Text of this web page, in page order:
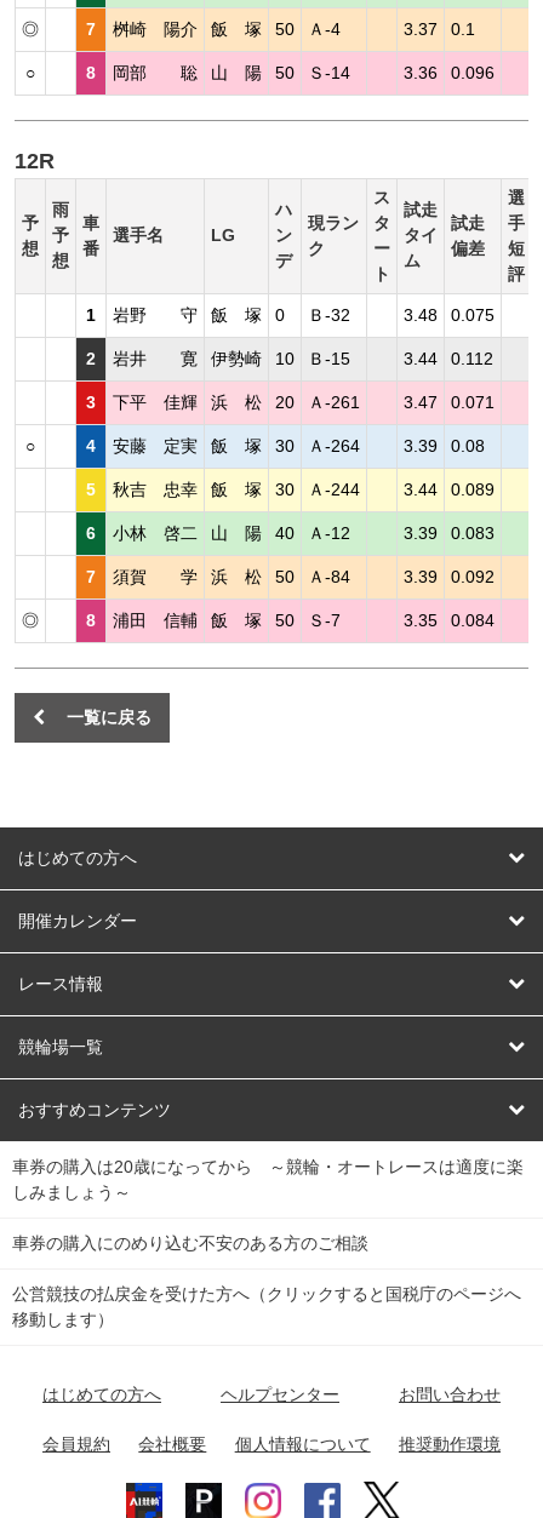
◎ 7 桝崎 陽介 飯 塚 50 Ａ-4 3.37 0.1
○ 8 岡部 聡 山 陽 50 Ｓ-14 3.36 0.096
12R
予
想
雨
予
想
車
番
選手名 LG
ハ
ン
デ
現ラン
ク
ス
タ
ー
ト
試走
タイ
ム
試走
偏差
選
手
短
評
1 岩野 守 飯 塚 0 Ｂ-32 3.48 0.075
2 岩井 寛 伊勢崎 10 Ｂ-15 3.44 0.112
3 下平 佳輝 浜 松 20 Ａ-261 3.47 0.071
○ 4 安藤 定実 飯 塚 30 Ａ-264 3.39 0.08
5 秋吉 忠幸 飯 塚 30 Ａ-244 3.44 0.089
6 小林 啓二 山 陽 40 Ａ-12 3.39 0.083
7 須賀 学 浜 松 50 Ａ-84 3.39 0.092
◎ 8 浦田 信輔 飯 塚 50 Ｓ-7 3.35 0.084
一覧に戻る
はじめての方へ
はじめての方へ
開催カレンダー
競輪
オートレース
競輪くじ
Dokanto!
チャリロトプラザ
レース情報
レース予想
レース結果
キャリーオーバー一覧
競輪場一覧
北日本 函館競輪場
関
東
弥彦競輪場 前橋競輪場 取手競輪場 宇都宮競輪場
関
東
小田原競輪場
名古屋競輪場 岐阜競輪場 大垣競輪場 豊橋競輪場
富山競輪場 松阪競輪場 四日市競輪場
福井競輪場 奈良競輪場 向日町競輪場
おすすめコンテンツ
競輪選手情報
Perfecta Navi
netkeirin
車券の購入は20歳になってから ～競輪・オートレースは適度に楽
しみましょう～
車券の購入にのめり込む不安のある方のご相談
公営競技の払戻金を受けた方へ（クリックすると国税庁のページへ
移動します）
はじめての方へ ヘルプセンター お問い合わせ
会員規約 会社概要 個人情報について 推奨動作環境